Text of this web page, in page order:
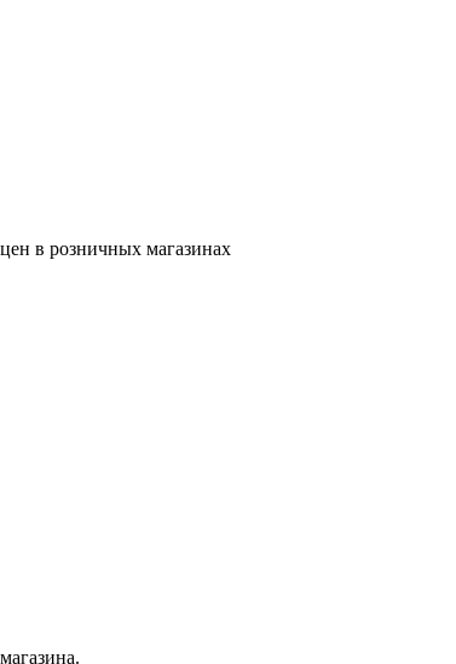
в розничных магазинах